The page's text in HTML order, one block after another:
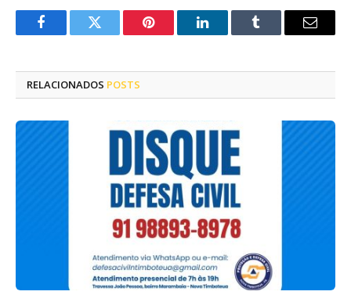
FacebookTwitter Pinterest LinkedInTumblr
E-
RELACIONADOS POSTS